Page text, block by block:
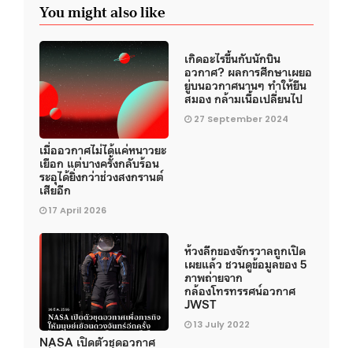
You might also like
เมื่ออวกาศไม่ได้แค่หนาวยะ
เยือก แต่บางครั้งกลับร้อน
ระอุได้ยิ่งกว่าช่วงสงกรานต์
เสียอีก
17 April 2026
เกิดอะไรขึ้นกับนักบิน
อวกาศ? ผลการศึกษาเผยอ
ยู่บนอวกาศนานๆ ทำให้ยีน
สมอง กล้ามเนื้อเปลี่ยนไป
27 September 2024
NASA เปิดตัวชุดอวกาศ
ห้วงลึกของจักรวาลถูกเปิด
เผยแล้ว ชวนดูข้อมูลของ 5
ภาพถ่ายจาก
กล้องโทรทรรศน์อวกาศ
JWST
13 July 2022